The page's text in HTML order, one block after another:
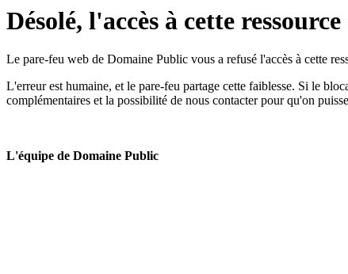
Désolé, l'accès à cette
Le pare-feu web de Domaine Public vous a refusé l'accès à cette
L'erreur est humaine, et le pare-feu partage cette faiblesse. Si le
complémentaires et la possibilité de nous contacter pour qu'on
L'équipe de Domaine Public